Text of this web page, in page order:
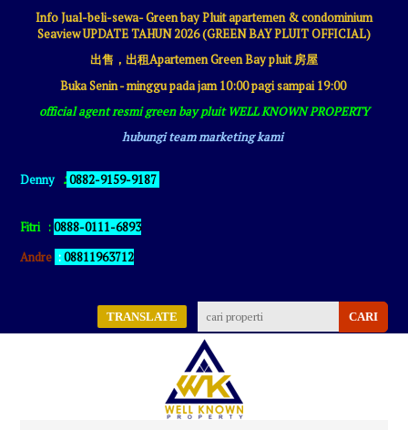
Info Jual-beli-sewa- Green bay Pluit apartemen & condominium
Seaview UPDATE TAHUN 2026 (GREEN BAY PLUIT OFFICIAL)
出售，出租Apartemen Green Bay pluit 房屋
Buka Senin - minggu pada jam 10:00 pagi sampai 19:00
official agent resmi green bay pluit WELL KNOWN PROPERTY
hubungi team marketing kami
Denny :0882-9159-9187
Fitri :0888-0111-6893
Andre :08811963712
TRANSLATE